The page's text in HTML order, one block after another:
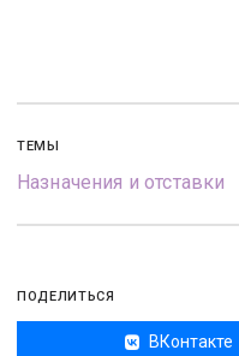
ТЕМЫ
Назначения и отставки
ПОДЕЛИТЬСЯ
ВКонтакте